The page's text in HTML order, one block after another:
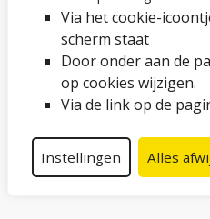
Via het cookie-
scherm staat
Door onder aan de
op cookies wijzigen.
Via de link op de
Instellingen Alles
Webarchief
Volg ons op social
Facebook
LinkedIn